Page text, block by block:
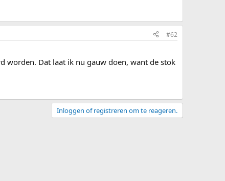
#62
worden. Dat laat ik nu gauw doen, want de stok
Inloggen of registreren om te reageren.